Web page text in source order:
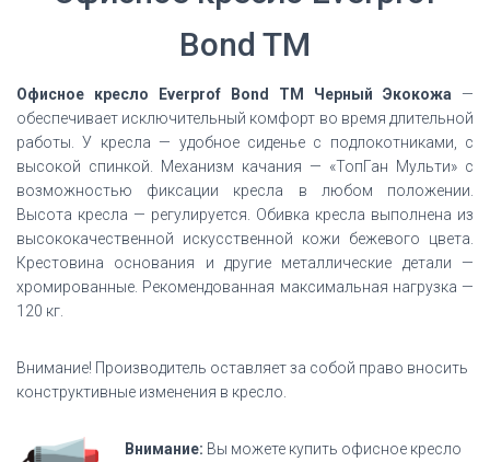
Bond TM
Офисное кресло Everprof Bond TM Черный Экокожа —
обеспечивает исключительный комфорт во время длительной
работы. У кресла — удобное сиденье с подлокотниками, с
высокой спинкой. Механизм качания — «ТопГан Мульти» с
возможностью фиксации кресла в любом положении.
Высота кресла — регулируется. Обивка кресла выполнена из
высококачественной искусственной кожи бежевого цвета.
Крестовина основания и другие металлические детали —
хромированные. Рекомендованная максимальная нагрузка —
120 кг.
Внимание! Производитель оставляет за собой право вносить
конструктивные изменения в кресло.
Внимание: Вы можете купить офисное кресло